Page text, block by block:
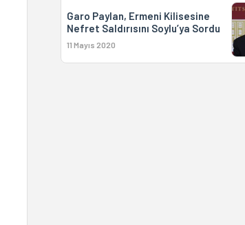
Garo Paylan, Ermeni Kilisesine
Nefret Saldırısını Soylu’ya Sordu
11 Mayıs 2020